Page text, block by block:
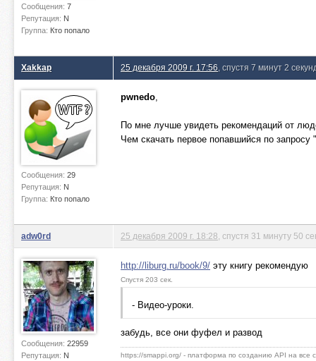
Сообщения: 7
Репутация: N
Группа: Кто попало
Xakkap
Сообщения: 29
Репутация: N
Группа: Кто попало
25 декабря 2009 г. 17:56 , спустя 7 минут 2
pwnedo,
По мне лучше увидеть рекомендаций от
Чем скачать первое попавшийся по запросу
adw0rd
Сообщения: 22959
Репутация: N
25 декабря 2009 г. 18:28 , спустя 31 минуту 50
http://liburg.ru/book/9/ эту книгу рекомендую
Спустя 203 сек.
- Видео-уроки.
забудь, все они фуфел и развод
https://smappi.org/ - платформа по созданию API на все